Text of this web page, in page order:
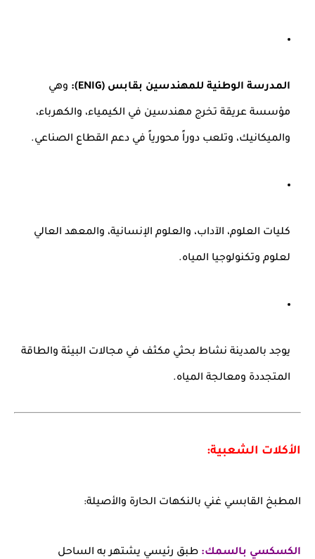
المدرسة الوطنية للمهندسين بقابس (ENIG): وهي
مؤسسة عريقة تخرج مهندسين في الكيمياء، والكهرباء،
والميكانيك، وتلعب دوراً محورياً في دعم القطاع الصناعي.
كليات العلوم، الآداب، والعلوم الإنسانية، والمعهد العالي
لعلوم وتكنولوجيا المياه.
يوجد بالمدينة نشاط بحثي مكثف في مجالات البيئة والطاقة
المتجددة ومعالجة المياه.
الأكلات الشعبية:
المطبخ القابسي غني بالنكهات الحارة والأصيلة:
الكسكسي بالسمك: طبق رئيسي يشتهر به الساحل